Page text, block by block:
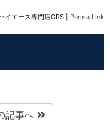
イエース専門店CRS Perma Link
記事へ